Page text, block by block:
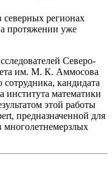
северных регионах
протяжении уже
Северо-
им. М. К. Аммосова
кандидата
института математики
этой работы
предназначенной для
многолетнемерзлых